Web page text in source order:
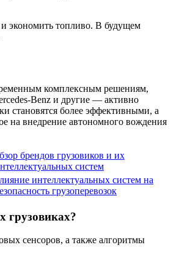
экономить топливо. В будущем
комплексным решениям,
Benz и другие — активно
становятся более эффективными, а
на внедрение автономного вождения
брендов грузовиков и их
систем
интеллектуальных систем на
грузоперевозок
грузовиках?
сенсоров, а также алгоритмы